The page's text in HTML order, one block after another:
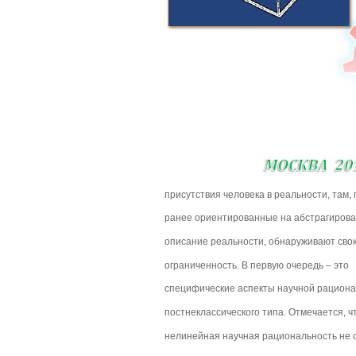
присутствия человека в реальности,
ранее ориентированные на
описание реальности, обнаруживают
ограниченность. В первую очередь – это
специфические аспекты научной
постнеклассического типа. Отмечается,
нелинейная научная рациональность не